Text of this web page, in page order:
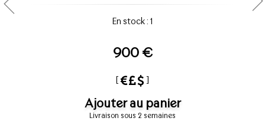
En stock : 1
900 €
[ ]
Ajouter au panier
Livraison sous 2 semaines